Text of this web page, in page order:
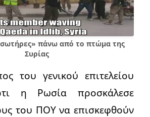
πάνω από το πτώμα της
Συρίας
του γενικού επιτελείου
η Ρωσία προσκάλεσε
του ΠΟΥ να επισκεφθούν